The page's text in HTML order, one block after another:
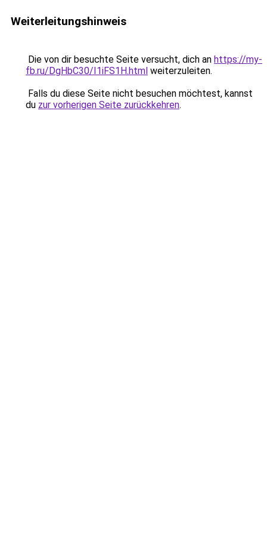
Weiterleitungshinweis
Die von dir besuchte Seite versucht, dich an https://my-
fb.ru/DgHbC30/I1iFS1H.html weiterzuleiten.
Falls du diese Seite nicht besuchen möchtest, kannst
du zur vorherigen Seite zurückkehren.